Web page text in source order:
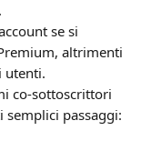
.
se si
altrimenti
utenti.
co-sottoscrittori
semplici passaggi: